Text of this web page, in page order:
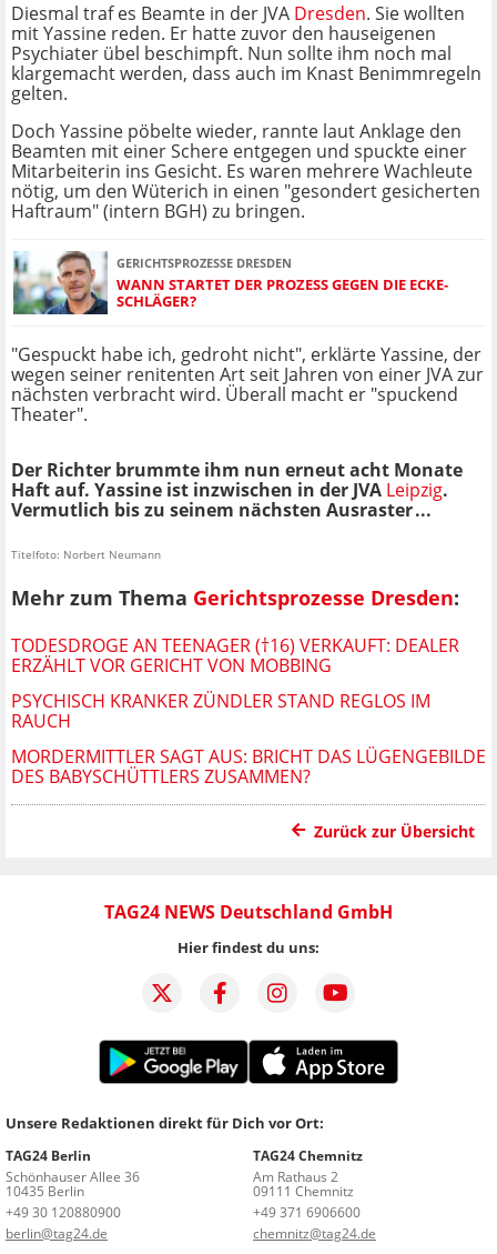
Diesmal traf es Beamte in der JVA Dresden. Sie wollten
mit Yassine reden. Er hatte zuvor den hauseigenen
Psychiater übel beschimpft. Nun sollte ihm noch mal
klargemacht werden, dass auch im Knast Benimmregeln
gelten.
Doch Yassine pöbelte wieder, rannte laut Anklage den
Beamten mit einer Schere entgegen und spuckte einer
Mitarbeiterin ins Gesicht. Es waren mehrere Wachleute
nötig, um den Wüterich in einen "gesondert gesicherten
Haftraum" (intern BGH) zu bringen.
GERICHTSPROZESSE DRESDEN
WANN STARTET DER PROZESS GEGEN DIE ECKE-
SCHLÄGER?
"Gespuckt habe ich, gedroht nicht", erklärte Yassine, der
wegen seiner renitenten Art seit Jahren von einer JVA zur
nächsten verbracht wird. Überall macht er "spuckend
Theater".
Der Richter brummte ihm nun erneut acht Monate
Haft auf. Yassine ist inzwischen in der JVA Leipzig.
Vermutlich bis zu seinem nächsten Ausraster ...
Titelfoto: Norbert Neumann
Mehr zum Thema Gerichtsprozesse Dresden:
TODESDROGE AN TEENAGER (†16) VERKAUFT: DEALER
ERZÄHLT VOR GERICHT VON MOBBING
PSYCHISCH KRANKER ZÜNDLER STAND REGLOS IM
RAUCH
MORDERMITTLER SAGT AUS: BRICHT DAS LÜGENGEBILDE
DES BABYSCHÜTTLERS ZUSAMMEN?
Zurück zur Übersicht
TAG24 NEWS Deutschland GmbH
Hier findest du uns:
Unsere Redaktionen direkt für Dich vor Ort:
TAG24 Berlin
Schönhauser Allee 36
10435 Berlin
+49 30 120880900
berlin@tag24.de
TAG24 Chemnitz
Am Rathaus 2
09111 Chemnitz
+49 371 6906600
chemnitz@tag24.de